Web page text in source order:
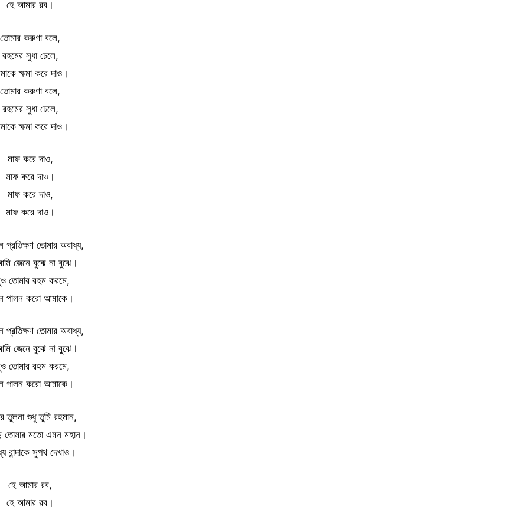
হে আমার রব।
তোমার করুণা বলে,
রহমের সুধা ঢেলে,
ক্ষমা করে দাও।
তোমার করুণা বলে,
রহমের সুধা ঢেলে,
ক্ষমা করে দাও।
মাফ করে দাও,
মাফ করে দাও।
মাফ করে দাও,
মাফ করে দাও।
প্রতিক্ষণ তোমার অবাধ্য,
জেনে বুঝে না বুঝে।
তোমার রহম করমে,
পালন করো আমাকে।
প্রতিক্ষণ তোমার অবাধ্য,
জেনে বুঝে না বুঝে।
তোমার রহম করমে,
পালন করো আমাকে।
তুলনা শুধু তুমি রহমান,
মতো এমন মহান।
বান্দাকে সুপথ দেখাও।
হে আমার রব,
হে আমার রব।